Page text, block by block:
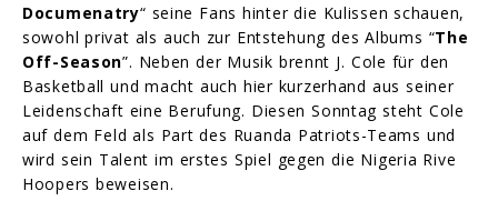
Documenatry“ seine Fans hinter die Kulissen schauen,
sowohl privat als auch zur Entstehung des Albums “The
Off-Season”. Neben der Musik brennt J. Cole für den
Basketball und macht auch hier kurzerhand aus seiner
Leidenschaft eine Berufung. Diesen Sonntag steht Cole
auf dem Feld als Part des Ruanda Patriots-Teams und
wird sein Talent im erstes Spiel gegen die Nigeria Rive
Hoopers beweisen.